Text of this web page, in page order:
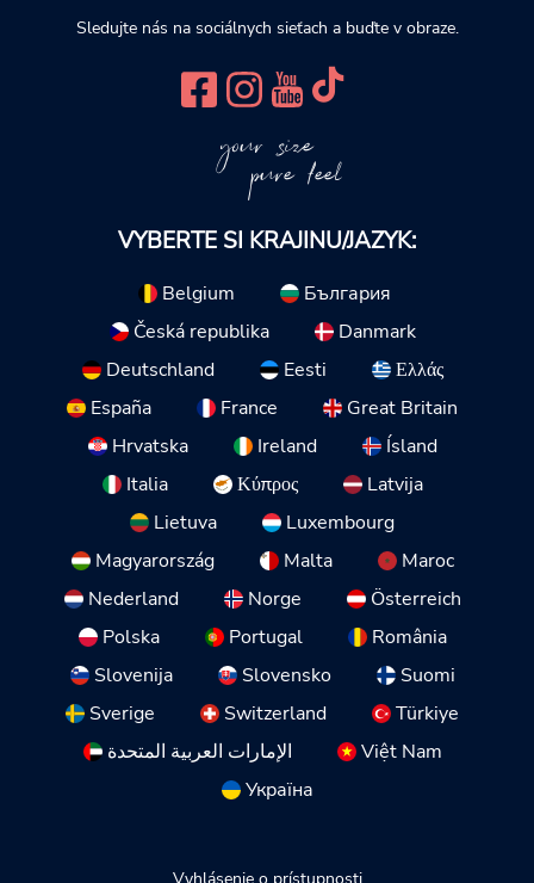
Sledujte nás na sociálnych sieťach a buďte v obraze.
your size
pure feel
VYBERTE SI KRAJINU/JAZYK:
Belgium
България
Česká republika
Danmark
Deutschland
Eesti
Ελλάς
España
France
Great Britain
Hrvatska
Ireland
Ísland
Italia
Κύπρος
Latvija
Lietuva
Luxembourg
Magyarország
Malta
Maroc
Nederland
Norge
Österreich
Polska
Portugal
România
Slovenija
Slovensko
Suomi
Sverige
Switzerland
Türkiye
الإمارات العربية المتحدة
Việt Nam
Україна